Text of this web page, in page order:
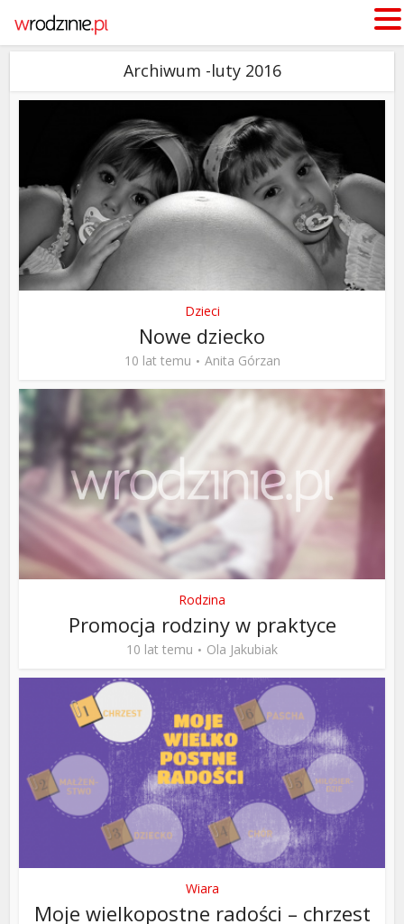
Archiwum -luty 2016
Dzieci
Nowe dziecko
10 lat temu Anita Górzan
Rodzina
Promocja rodziny w praktyce
10 lat temu Ola Jakubiak
Wiara
Moje wielkopostne radości – chrzest